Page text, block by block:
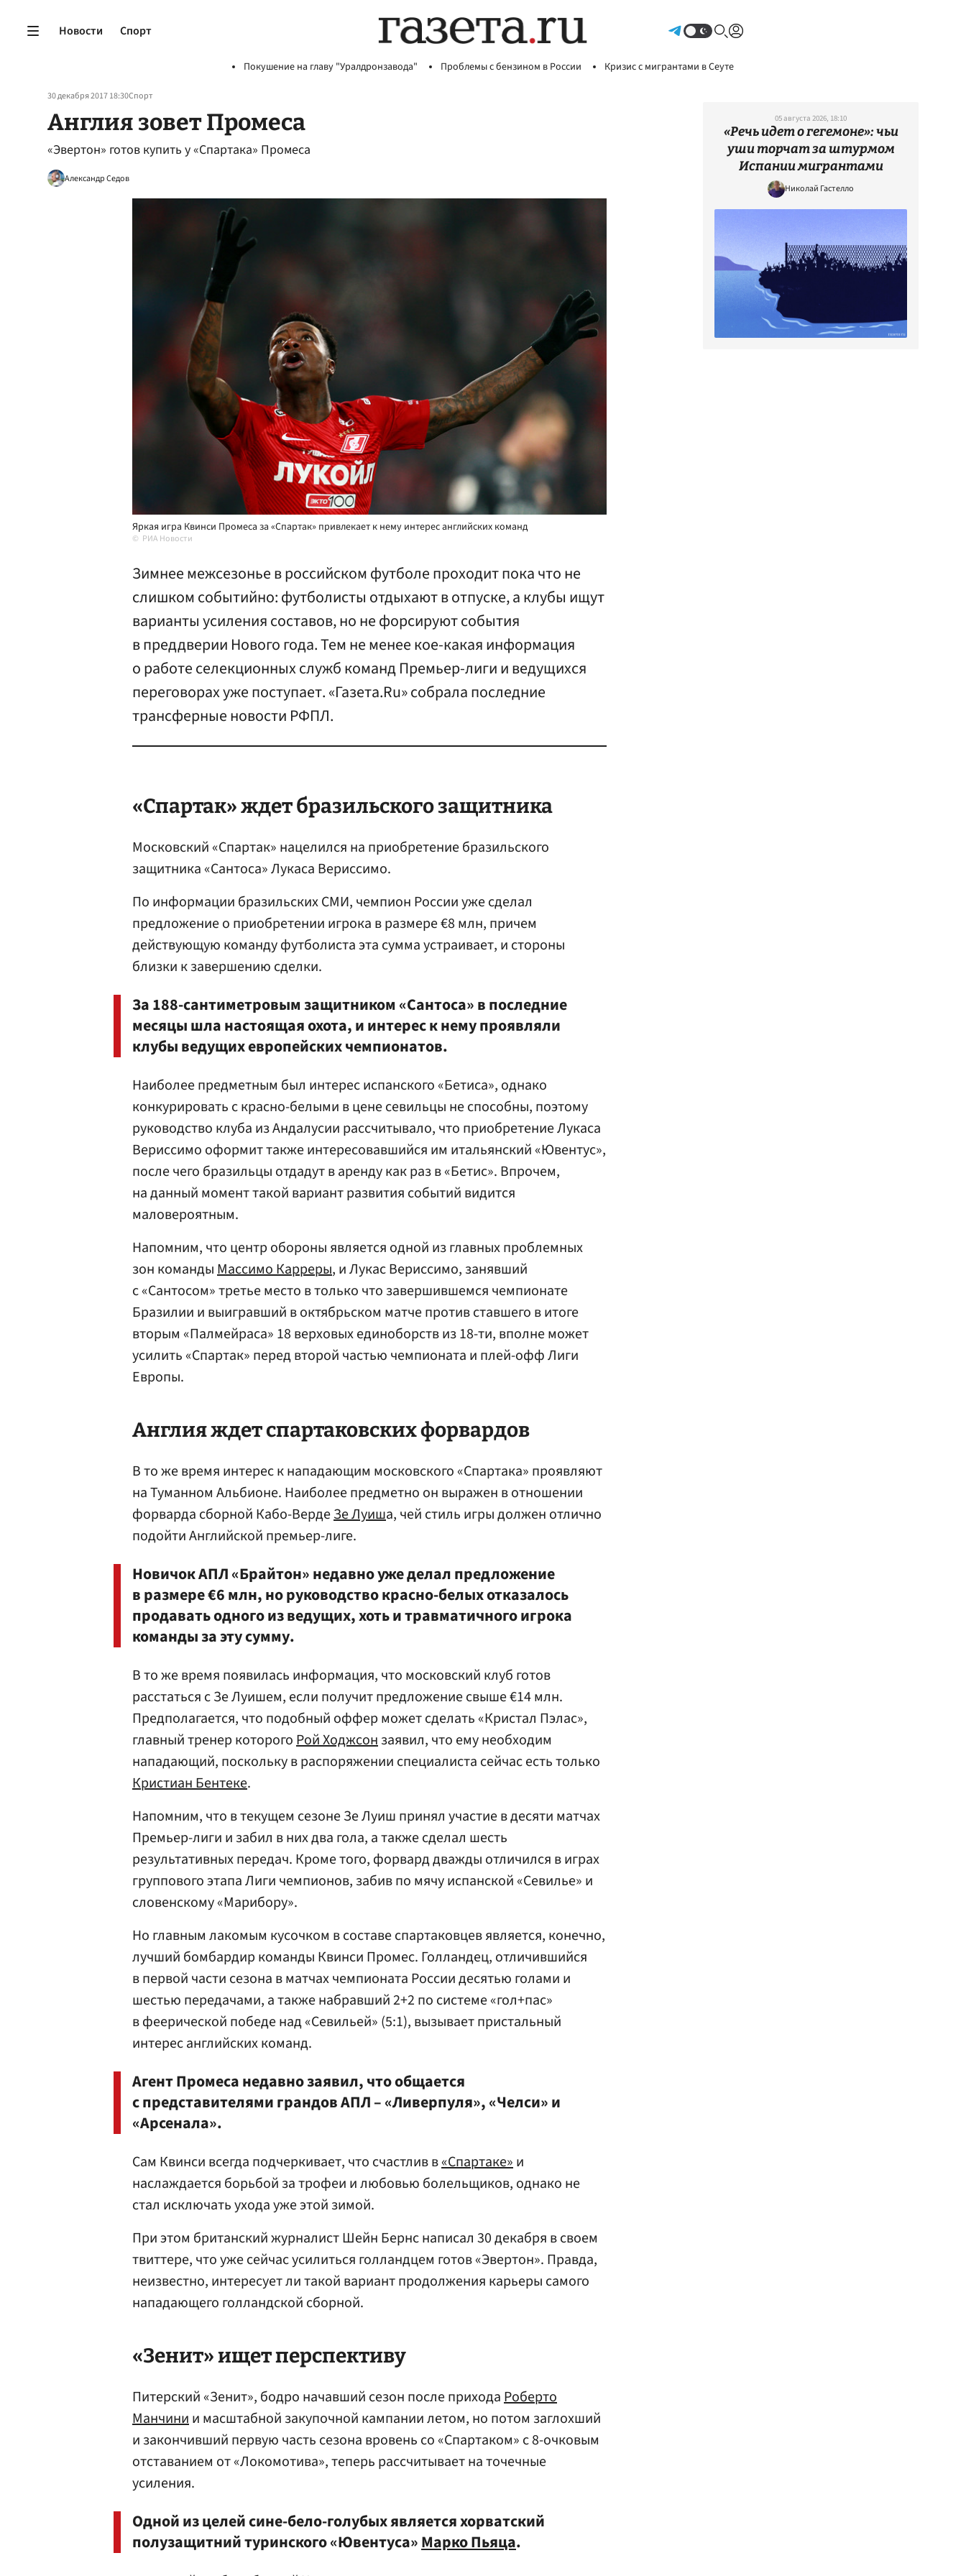
Новости Спорт
Покушение на главу "Уралдронзавода" Проблемы с бензином в России Кризис с мигрантами в Сеуте
30 декабря 2017 18:30Спорт
Англия зовет Промеса
«Эвертон» готов купить у «Спартака» Промеса
Александр Седов
Яркая игра Квинси Промеса за «Спартак» привлекает к нему интерес английских команд
РИА Новости
Зимнее межсезонье в российском футболе проходит пока что не
слишком событийно: футболисты отдыхают в отпуске, а клубы ищут
варианты усиления составов, но не форсируют события
в преддверии Нового года. Тем не менее кое-какая информация
о работе селекционных служб команд Премьер-лиги и ведущихся
переговорах уже поступает. «Газета.Ru» собрала последние
трансферные новости РФПЛ.
«Спартак» ждет бразильского защитника
Московский «Спартак» нацелился на приобретение бразильского
защитника «Сантоса» Лукаса Вериссимо.
По информации бразильских СМИ, чемпион России уже сделал
предложение о приобретении игрока в размере €8 млн, причем
действующую команду футболиста эта сумма устраивает, и стороны
близки к завершению сделки.
За 188-сантиметровым защитником «Сантоса» в последние
месяцы шла настоящая охота, и интерес к нему проявляли
клубы ведущих европейских чемпионатов.
Наиболее предметным был интерес испанского «Бетиса», однако
конкурировать с красно-белыми в цене севильцы не способны, поэтому
руководство клуба из Андалусии рассчитывало, что приобретение Лукаса
Вериссимо оформит также интересовавшийся им итальянский «Ювентус»,
после чего бразильцы отдадут в аренду как раз в «Бетис». Впрочем,
на данный момент такой вариант развития событий видится
маловероятным.
Напомним, что центр обороны является одной из главных проблемных
зон командыМассимо Карреры, и Лукас Вериссимо, занявший
с «Сантосом» третье место в только что завершившемся чемпионате
Бразилии и выигравший в октябрьском матче против ставшего в итоге
вторым «Палмейраса» 18 верховых единоборств из 18-ти, вполне может
усилить «Спартак» перед второй частью чемпионата и плей-офф Лиги
Европы.
Англия ждет спартаковских форвардов
В то же время интерес к нападающим московского «Спартака» проявляют
на Туманном Альбионе. Наиболее предметно он выражен в отношении
форварда сборной Кабо-ВердеЗе Луиша, чей стиль игры должен отлично
подойти Английской премьер-лиге.
Новичок АПЛ «Брайтон» недавно уже делал предложение
в размере €6 млн, но руководство красно-белых отказалось
продавать одного из ведущих, хоть и травматичного игрока
команды за эту сумму.
В то же время появилась информация, что московский клуб готов
расстаться с Зе Луишем, если получит предложение свыше €14 млн.
Предполагается, что подобный оффер может сделать «Кристал Пэлас»,
главный тренер которогоРой Ходжсонзаявил, что ему необходим
нападающий, поскольку в распоряжении специалиста сейчас есть только
Кристиан Бентеке.
Напомним, что в текущем сезоне Зе Луиш принял участие в десяти матчах
Премьер-лиги и забил в них два гола, а также сделал шесть
результативных передач. Кроме того, форвард дважды отличился в играх
группового этапа Лиги чемпионов, забив по мячу испанской «Севилье» и
словенскому «Марибору».
Но главным лакомым кусочком в составе спартаковцев является, конечно,
лучший бомбардир команды Квинси Промес. Голландец, отличившийся
в первой части сезона в матчах чемпионата России десятью голами и
шестью передачами, а также набравший 2+2 по системе «гол+пас»
в феерической победе над «Севильей» (5:1), вызывает пристальный
интерес английских команд.
Агент Промеса недавно заявил, что общается
с представителями грандов АПЛ – «Ливерпуля», «Челси» и
«Арсенала».
Сам Квинси всегда подчеркивает, что счастлив в«Спартаке»и
наслаждается борьбой за трофеи и любовью болельщиков, однако не
стал исключать ухода уже этой зимой.
При этом британский журналист Шейн Бернс написал 30 декабря в своем
твиттере, что уже сейчас усилиться голландцем готов «Эвертон». Правда,
неизвестно, интересует ли такой вариант продолжения карьеры самого
нападающего голландской сборной.
«Зенит» ищет перспективу
Питерский «Зенит», бодро начавший сезон после приходаРоберто
Манчинии масштабной закупочной кампании летом, но потом заглохший
и закончивший первую часть сезона вровень со «Спартаком» с 8-очковым
отставанием от «Локомотива», теперь рассчитывает на точечные
усиления.
Одной из целей сине-бело-голубых является хорватский
полузащитний туринского «Ювентуса»Марко Пьяца.
05 августа 2026, 18:10
«Речь идет о гегемоне»: чьи
уши торчат за штурмом
Испании мигрантами
Николай Гастелло